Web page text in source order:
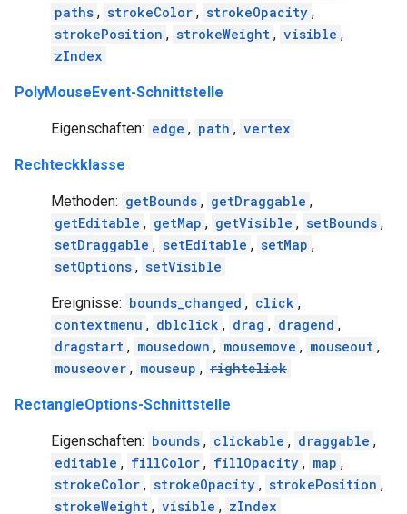
paths , strokeColor , strokeOpacity ,
strokePosition , strokeWeight , visible ,
zIndex
PolyMouseEvent-Schnittstelle
Eigenschaften: edge , path , vertex
Rechteckklasse
Methoden: getBounds , getDraggable ,
getEditable , getMap , getVisible , setBounds ,
setDraggable , setEditable , setMap ,
setOptions , setVisible
Ereignisse: bounds_changed , click ,
contextmenu , dblclick , drag , dragend ,
dragstart , mousedown , mousemove , mouseout ,
mouseover , mouseup , rightclick
RectangleOptions-Schnittstelle
Eigenschaften: bounds , clickable , draggable ,
editable , fillColor , fillOpacity , map ,
strokeColor , strokeOpacity , strokePosition ,
strokeWeight , visible , zIndex